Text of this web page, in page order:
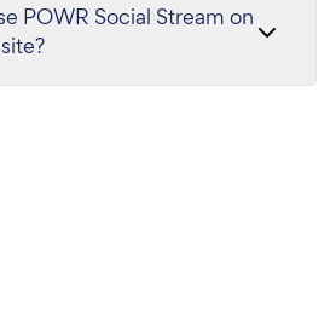
POWR Social Stream on